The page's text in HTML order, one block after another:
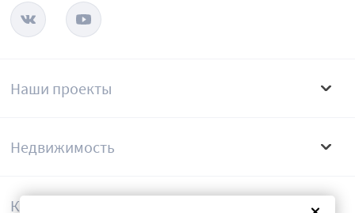
Наши проекты
Недвижимость
Компания